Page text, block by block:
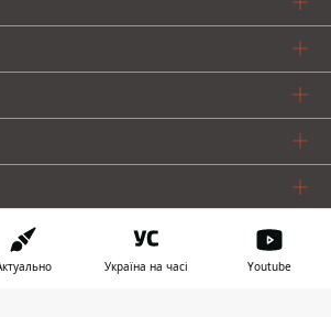
Україна на часі Youtube